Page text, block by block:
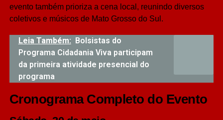
evento também prioriza a cena local, reunindo diversos
coletivos e músicos de Mato Grosso do Sul.
Leia Também: Bolsistas do
Programa Cidadania Viva participam
da primeira atividade presencial do
programa
Cronograma Completo do Evento